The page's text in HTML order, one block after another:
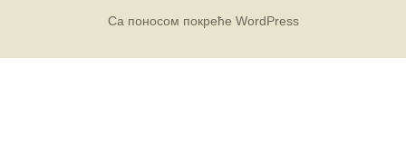
Са поносом покреће WordPress